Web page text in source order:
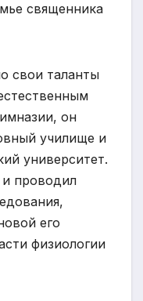
священника
свои таланты
он
училище и
университет.
проводил
его
физиологии